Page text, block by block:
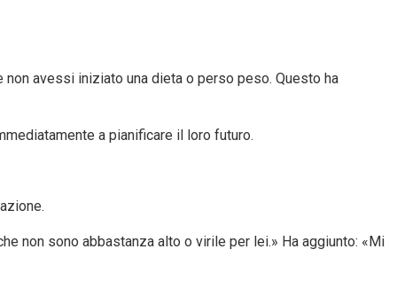
non avessi iniziato una dieta o perso peso. Questo ha
a pianificare il loro futuro.
non sono abbastanza alto o virile per lei.» Ha aggiunto: «Mi